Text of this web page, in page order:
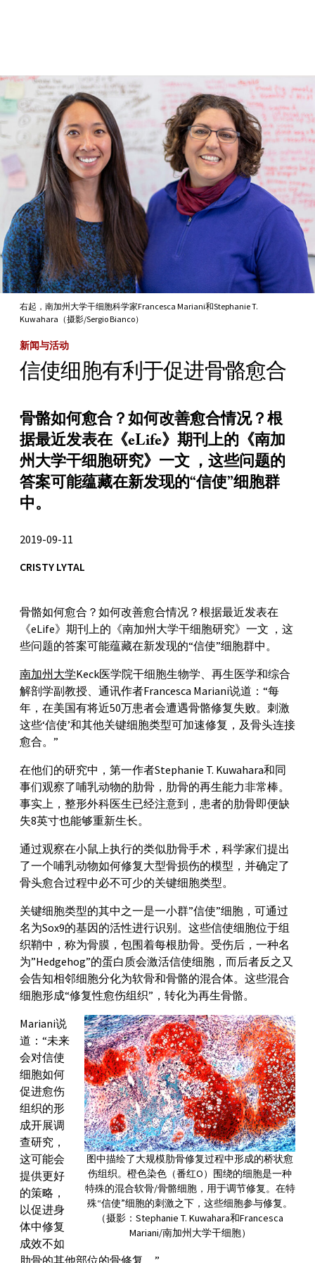
Skip to Content
右起，南加州大学干细胞科学家Francesca Mariani和Stephanie T.
Kuwahara（摄影/Sergio Bianco）
新闻与活动
信使细胞有利于促进骨骼愈合
骨骼如何愈合？如何改善愈合情况？根
据最近发表在《eLife》期刊上的《南加
州大学干细胞研究》一文 ，这些问题的
答案可能蕴藏在新发现的“信使”细胞群
中。
2019-09-11
CRISTY LYTAL
骨骼如何愈合？如何改善愈合情况？根据最近发表在
《eLife》期刊上的《南加州大学干细胞研究》一文 ，这
些问题的答案可能蕴藏在新发现的“信使”细胞群中。
南加州大学Keck医学院干细胞生物学、再生医学和综合
解剖学副教授、通讯作者Francesca Mariani说道：“每
年，在美国有将近50万患者会遭遇骨骼修复失败。刺激
这些‘信使’和其他关键细胞类型可加速修复，及骨头连接
愈合。”
在他们的研究中，第一作者Stephanie T. Kuwahara和同
事们观察了哺乳动物的肋骨，肋骨的再生能力非常棒。
事实上，整形外科医生已经注意到，患者的肋骨即便缺
失8英寸也能够重新生长。
通过观察在小鼠上执行的类似肋骨手术，科学家们提出
了一个哺乳动物如何修复大型骨损伤的模型，并确定了
骨头愈合过程中必不可少的关键细胞类型。
关键细胞类型的其中之一是一小群”信使”细胞，可通过
名为Sox9的基因的活性进行识别。这些信使细胞位于组
织鞘中，称为骨膜，包围着每根肋骨。受伤后，一种名
为”Hedgehog”的蛋白质会激活信使细胞，而后者反之又
会告知相邻细胞分化为软骨和骨骼的混合体。这些混合
细胞形成“修复性愈伤组织”，转化为再生骨骼。
图中描绘了大规模肋骨修复过程中形成的桥状愈
伤组织。橙色染色（番红O）围绕的细胞是一种
特殊的混合软骨/骨骼细胞，用于调节修复。在特
殊“信使”细胞的刺激之下，这些细胞参与修复。
（摄影：Stephanie T. Kuwahara和Francesca
Mariani/南加州大学干细胞）
Mariani说
道：“未来
会对信使
细胞如何
促进愈伤
组织的形
成开展调
查研究，
这可能会
提供更好
的策略，
以促进身
体中修复
成效不如
肋骨的其他部位的骨修复。”